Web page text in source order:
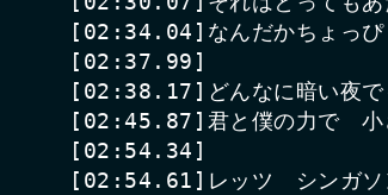
[02:34.04]なんだかちょっぴ
[02:37.99]
[02:38.17]どんなに暗い夜で
[02:45.87]君と僕の力で　小
[02:54.34]
[02:54.61]レッツ　シンガ